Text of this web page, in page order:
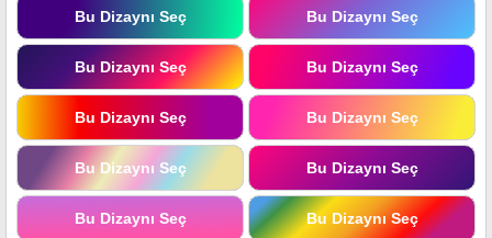
Bu Dizaynı Seç Bu Dizaynı Seç
Bu Dizaynı Seç Bu Dizaynı Seç
Bu Dizaynı Seç Bu Dizaynı Seç
Bu Dizaynı Seç Bu Dizaynı Seç
Bu Dizaynı Seç Bu Dizaynı Seç